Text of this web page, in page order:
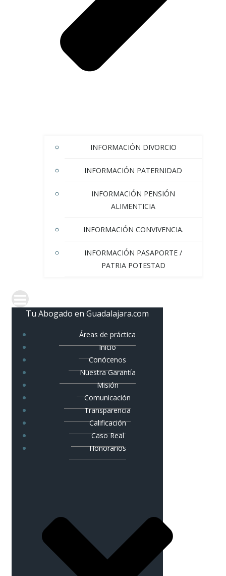
INFORMACIÓN DIVORCIO
INFORMACIÓN PATERNIDAD
INFORMACIÓN PENSIÓN
ALIMENTICIA
INFORMACIÓN CONVIVENCIA.
INFORMACIÓN PASAPORTE /
PATRIA POTESTAD
Tu Abogado en Guadalajara.com
Áreas de práctica
Inicio
Conócenos
Nuestra Garantía
Misión
Comunicación
Transparencia
Calificación
Caso Real
Honorarios